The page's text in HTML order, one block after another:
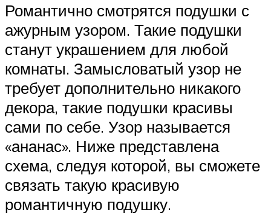
Романтично смотрятся подушки с
ажурным узором. Такие подушки
станут украшением для любой
комнаты. Замысловатый узор не
требует дополнительно никакого
декора, такие подушки красивы
сами по себе. Узор называется
«ананас». Ниже представлена
схема, следуя которой, вы сможете
связать такую красивую
романтичную подушку.